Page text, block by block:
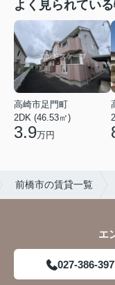
よく見られてい
高崎市足門町
2DK (46.53㎡)
3.9万円
前橋市の賃貸一覧
エ
027-386-